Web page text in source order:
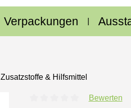
Verpackungen
Zusatzstoffe & Hilfsmittel
Bewerten